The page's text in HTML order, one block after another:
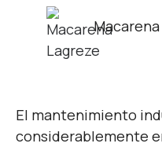
El mantenimiento
considerablemente